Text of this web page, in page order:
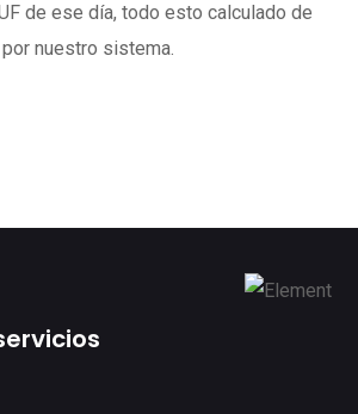
de ese día, todo esto calculado de
nuestro sistema.